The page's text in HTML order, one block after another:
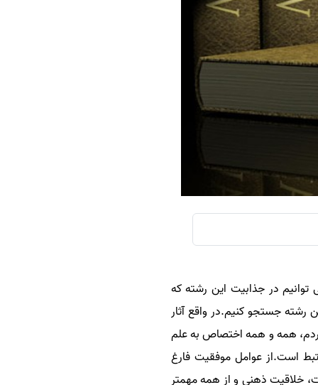
سفارش چکیده مبسوط
سفارش ترجمه مولتی‌مدیا
سفارش گویندگی
سفارش ترجمه همزمان
سفارش انگیزه‌نامه‌SOP
در جذابیت این رشته که
رشته جستجو کنیم.در واقع آثار
همه و همه اختصاص به علم
است.از عوامل موفقیت فارغ
خلاقیت ذهنی و از همه مهمتر